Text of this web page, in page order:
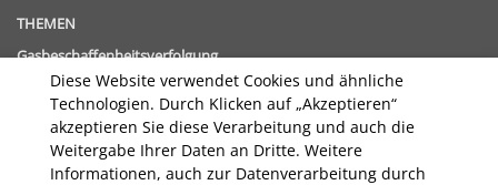
THEMEN
Gasbeschaffenheitsverfolgung
Digitalisierung im Energiebereich
UNTERNEHMEN
HIGHLIGHTS & PROJEKTE
Diese Website verwendet Cookies und ähnliche
Technologien. Durch Klicken auf „Akzeptieren“
akzeptieren Sie diese Verarbeitung und auch die
Weitergabe Ihrer Daten an Dritte. Weitere
Informationen, auch zur Datenverarbeitung durch